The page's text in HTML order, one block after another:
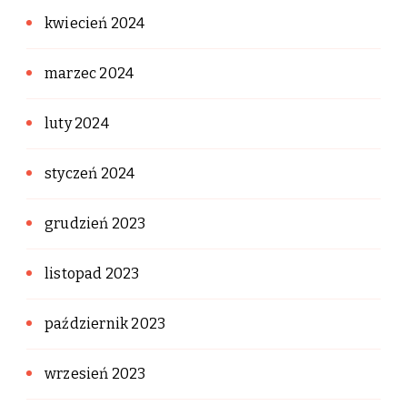
kwiecień 2024
marzec 2024
luty 2024
styczeń 2024
grudzień 2023
listopad 2023
październik 2023
wrzesień 2023